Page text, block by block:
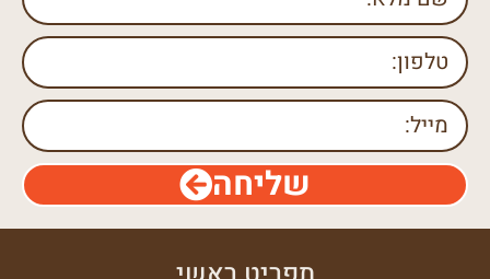
שליחה